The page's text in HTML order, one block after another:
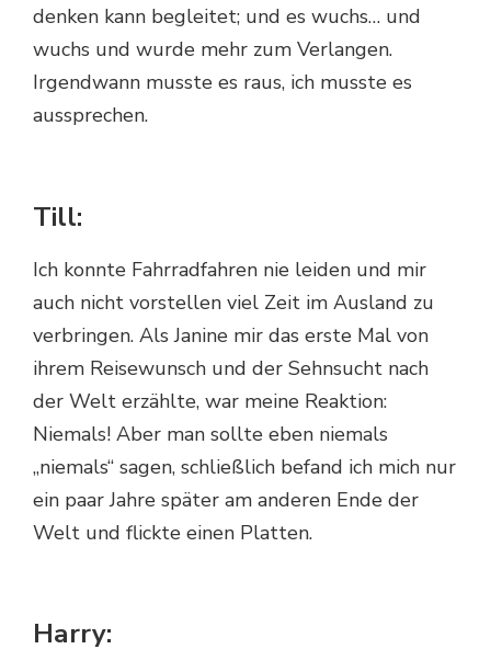
denken kann begleitet; und es wuchs… und
wuchs und wurde mehr zum Verlangen.
Irgendwann musste es raus, ich musste es
aussprechen.
Till:
Ich konnte Fahrradfahren nie leiden und mir
auch nicht vorstellen viel Zeit im Ausland zu
verbringen. Als Janine mir das erste Mal von
ihrem Reisewunsch und der Sehnsucht nach
der Welt erzählte, war meine Reaktion:
Niemals! Aber man sollte eben niemals
„niemals“ sagen, schließlich befand ich mich nur
ein paar Jahre später am anderen Ende der
Welt und flickte einen Platten.
Harry: